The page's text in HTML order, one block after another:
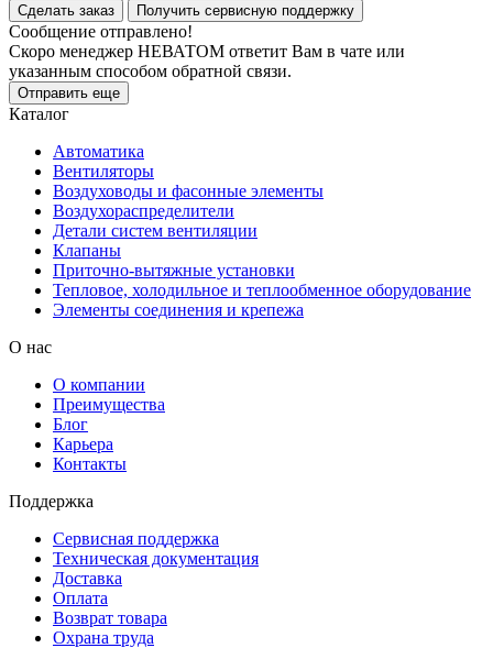
Сделать заказ
Получить сервисную поддержку
Сообщение отправлено!
Скоро менеджер НЕВАТОМ ответит Вам в чате или
указанным способом обратной связи.
Отправить еще
Каталог
Автоматика
Вентиляторы
Воздуховоды и фасонные элементы
Воздухораспределители
Детали систем вентиляции
Клапаны
Приточно-вытяжные установки
Тепловое, холодильное и теплообменное оборудование
Элементы соединения и крепежа
О нас
О компании
Преимущества
Блог
Карьера
Контакты
Поддержка
Сервисная поддержка
Техническая документация
Доставка
Оплата
Возврат товара
Охрана труда